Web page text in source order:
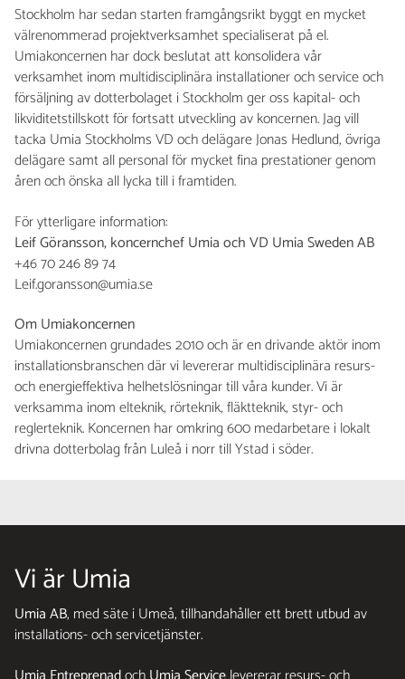
Stockholm har sedan starten framgångsrikt byggt en mycket
välrenommerad projektverksamhet specialiserat på el.
Umiakoncernen har dock beslutat att konsolidera vår
verksamhet inom multidisciplinära installationer och service och
försäljning av dotterbolaget i Stockholm ger oss kapital- och
likviditetstillskott för fortsatt utveckling av koncernen. Jag vill
tacka Umia Stockholms VD och delägare Jonas Hedlund, övriga
delägare samt all personal för mycket fina prestationer genom
åren och önska all lycka till i framtiden.
För ytterligare information:
Leif Göransson, koncernchef Umia och VD Umia Sweden AB
+46 70 246 89 74
Leif.goransson@umia.se
Om Umiakoncernen
Umiakoncernen grundades 2010 och är en drivande aktör inom
installationsbranschen där vi levererar multidisciplinära resurs-
och energieffektiva helhetslösningar till våra kunder. Vi är
verksamma inom elteknik, rörteknik, fläktteknik, styr- och
reglerteknik. Koncernen har omkring 600 medarbetare i lokalt
drivna dotterbolag från Luleå i norr till Ystad i söder.
Vi är Umia
Umia AB, med säte i Umeå, tillhandahåller ett brett utbud av
installations- och servicetjänster.